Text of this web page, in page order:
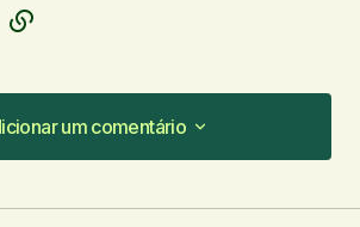
um comentário
um comentário